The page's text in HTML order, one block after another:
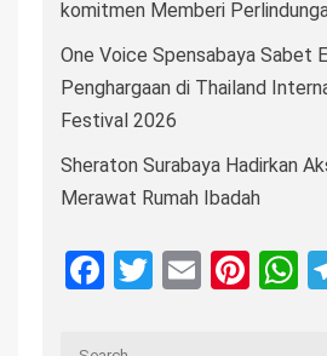
komitmen Memberi
One Voice Spensabaya Sabet
Penghargaan di Thailand
Festival 2026
Sheraton Surabaya Hadirkan
Merawat Rumah Ibadah
Facebook
Twitter
Email